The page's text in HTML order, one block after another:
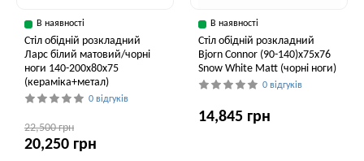
В наявності
Стіл обідній розкладний
Ларс білий матовий/чорні
ноги 140-200x80x75
(кераміка+метал)
0 відгуків
22,500 грн
20,250 грн
В наявності
Стіл обідній розкладний
Bjorn Connor (90-140)х75х76
Snow White Matt (чорні ноги)
0 відгуків
14,845 грн